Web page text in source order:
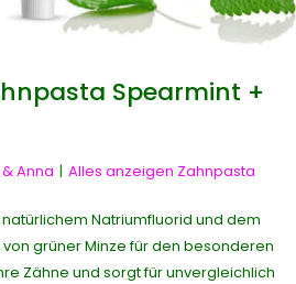
Spearmint +
Anna Alles anzeigen Zahnpasta
Natriumfluorid und dem
grüner Minze für den besonderen
Zähne und sorgt für unvergleichlich